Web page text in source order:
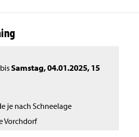
Samstag, 04.01.2025,15
je nach Schneelage
Vorchdorf